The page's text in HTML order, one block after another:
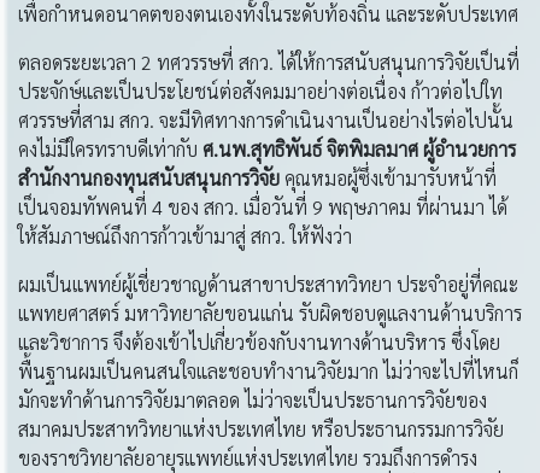
เพื่อกำหนดอนาคตของตนเองทั้งในระดับท้องถิ่น และระดับประเทศ
ตลอดระยะเวลา 2 ทศวรรษที่ สกว. ได้ให้การสนับสนุนการวิจัยเป็นที่
ประจักษ์และเป็นประโยชน์ต่อสังคมมาอย่างต่อเนื่อง ก้าวต่อไปใท
ศวรรษที่สาม สกว. จะมีทิศทางการดำเนินงานเป็นอย่างไรต่อไปนั้น
คงไม่มีใครทราบดีเท่ากับ ศ.นพ.สุทธิพันธ์ จิตพิมลมาศ ผู้อำนวยการ
สำนักงานกองทุนสนับสนุนการวิจัย คุณหมอผู้ซึ่งเข้ามารับหน้าที่
เป็นจอมทัพคนที่ 4 ของ สกว. เมื่อวันที่ 9 พฤษภาคม ที่ผ่านมา ได้
ให้สัมภาษณ์ถึงการก้าวเข้ามาสู่ สกว. ให้ฟังว่า
ผมเป็นแพทย์ผู้เชี่ยวชาญด้านสาขาประสาทวิทยา ประจำอยู่ที่คณะ
แพทยศาสตร์ มหาวิทยาลัยขอนแก่น รับผิดชอบดูแลงานด้านบริการ
และวิชาการ จึงต้องเข้าไปเกี่ยวข้องกับงานทางด้านบริหาร ซึ่งโดย
พื้นฐานผมเป็นคนสนใจและชอบทำงานวิจัยมาก ไม่ว่าจะไปที่ไหนก็
มักจะทำด้านการวิจัยมาตลอด ไม่ว่าจะเป็นประธานการวิจัยของ
สมาคมประสาทวิทยาแห่งประเทศไทย หรือประธานกรรมการวิจัย
ของราชวิทยาลัยอายุรแพทย์แห่งประเทศไทย รวมถึงการดำรง